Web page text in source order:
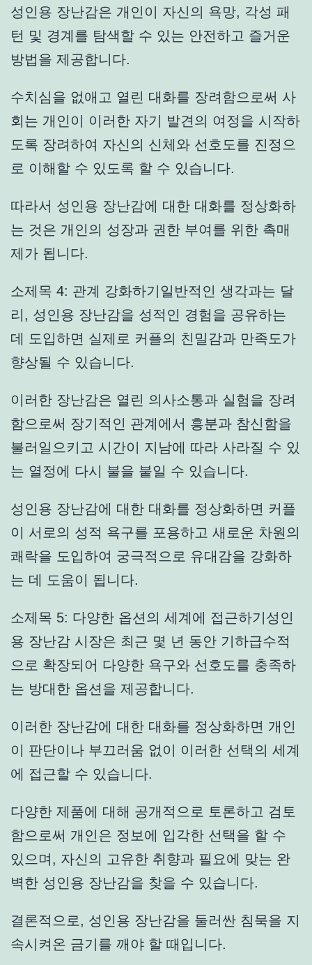
성인용 장난감은 개인이 자신의 욕망, 각성 패
턴 및 경계를 탐색할 수 있는 안전하고 즐거운
방법을 제공합니다.
수치심을 없애고 열린 대화를 장려함으로써 사
회는 개인이 이러한 자기 발견의 여정을 시작하
도록 장려하여 자신의 신체와 선호도를 진정으
로 이해할 수 있도록 할 수 있습니다.
따라서 성인용 장난감에 대한 대화를 정상화하
는 것은 개인의 성장과 권한 부여를 위한 촉매
제가 됩니다.
소제목 4: 관계 강화하기일반적인 생각과는 달
리, 성인용 장난감을 성적인 경험을 공유하는
데 도입하면 실제로 커플의 친밀감과 만족도가
향상될 수 있습니다.
이러한 장난감은 열린 의사소통과 실험을 장려
함으로써 장기적인 관계에서 흥분과 참신함을
불러일으키고 시간이 지남에 따라 사라질 수 있
는 열정에 다시 불을 붙일 수 있습니다.
성인용 장난감에 대한 대화를 정상화하면 커플
이 서로의 성적 욕구를 포용하고 새로운 차원의
쾌락을 도입하여 궁극적으로 유대감을 강화하
는 데 도움이 됩니다.
소제목 5: 다양한 옵션의 세계에 접근하기성인
용 장난감 시장은 최근 몇 년 동안 기하급수적
으로 확장되어 다양한 욕구와 선호도를 충족하
는 방대한 옵션을 제공합니다.
이러한 장난감에 대한 대화를 정상화하면 개인
이 판단이나 부끄러움 없이 이러한 선택의 세계
에 접근할 수 있습니다.
다양한 제품에 대해 공개적으로 토론하고 검토
함으로써 개인은 정보에 입각한 선택을 할 수
있으며, 자신의 고유한 취향과 필요에 맞는 완
벽한 성인용 장난감을 찾을 수 있습니다.
결론적으로, 성인용 장난감을 둘러싼 침묵을 지
속시켜온 금기를 깨야 할 때입니다.